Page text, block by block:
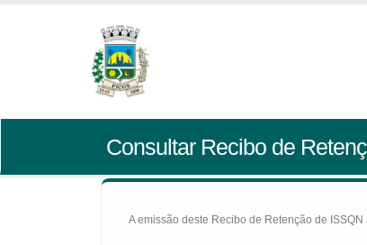
Consultar Recibo de
A emissão deste Recibo de Retenção de